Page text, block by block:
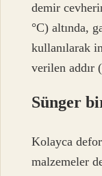
demir
°C) altında,
kullanılarak
verilen addır
Sünger
Kolayca
malzemeler